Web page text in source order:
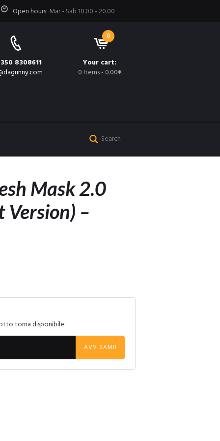
Open hours: Mar - Sab 10.00 - 20.00
8308611
0
Your cart:
0 Items- 0.00€
Mask 2.0
Version) –
torna disponibile:
AVVISAMI!